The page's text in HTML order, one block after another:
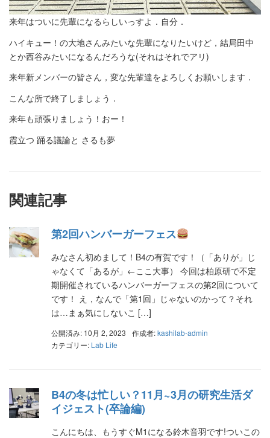
来年はついに先輩になるらしいっすよ．自分．
ハイキュー！の大地さんみたいな先輩になりたいけど，結局田中
とか西谷みたいになるんだろうな(それはそれでアリ)
来年新メンバーの皆さん，変な先輩達をよろしくお願いします．
こんな所で終了しましょう．
来年も頑張りましょう！おー！
霞立つ 踊る議論と さるも夢
関連記事
第2回ハンバーガーフェス
みなさん初めまして！B4の有賀です！（「ありが」じ
ゃなくて「あるが」←ここ大事） 今回は柏原研で不定
期開催されているハンバーガーフェスの第2回について
です！ え，なんで「第1回」じゃないのかって？それ
は…まぁ気にしないこ […]
公開済み: 10月 2, 2023 作成者:kashilab-admin
カテゴリー: Lab Life
B4の冬は忙しい？11月~3月の研究生活ダ
イジェスト(卒論編)
こんにちは、もうすぐM1になる鈴木音羽です!ついこの